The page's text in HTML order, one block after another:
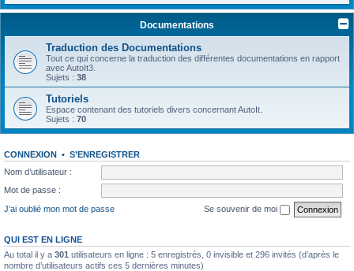
Documentations
Traduction des Documentations
Tout ce qui concerne la traduction des différentes documentations en rapport
avec AutoIt3.
Sujets : 38
Tutoriels
Espace contenant des tutoriels divers concernant AutoIt.
Sujets : 70
CONNEXION • S’ENREGISTRER
Nom d’utilisateur :
Mot de passe :
J’ai oublié mon mot de passe
Se souvenir de moi
QUI EST EN LIGNE
Au total il y a 301 utilisateurs en ligne : 5 enregistrés, 0 invisible et 296 invités (d’après le
nombre d’utilisateurs actifs ces 5 dernières minutes)